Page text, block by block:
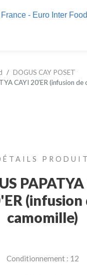
DOGUS CAY POSET
CAYI 20'ER (infusion de
PRODUIT
PAPATYA
(infusion
camomille)
Conditionnement : 12